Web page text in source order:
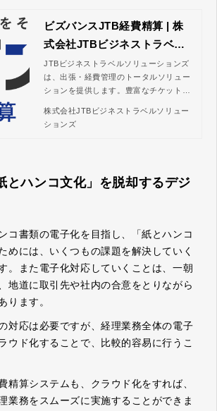
ビズバンスJTB経費精算 | 株
式会社JTBビジネストラベル
ソリューションズ
JTBビジネストラベルソリューションズ
は、出張・経費管理のトータルソリュー
ションを提供します。豊富なチケット予
スなどで、全ての出張手配と経費報告の
業務をスムーズに処理。コスト削減と業
株式会社JTBビジネストラベルソリュー
ションズ
とハンコ文化」を脱却するデジ
コ書類の電子化を目指し、「紙とハンコ
めには、いくつもの課題を解決していく
。また電子化対応していくことは、一朝
地道に取引先や社内の合意をとりながら
ります。
対応は必要ですが、経理業務全体の電子
ウド化することで、比較的容易に行うこ
精算システムも、クラウド化をすれば、
業務をスムーズに実施することができま